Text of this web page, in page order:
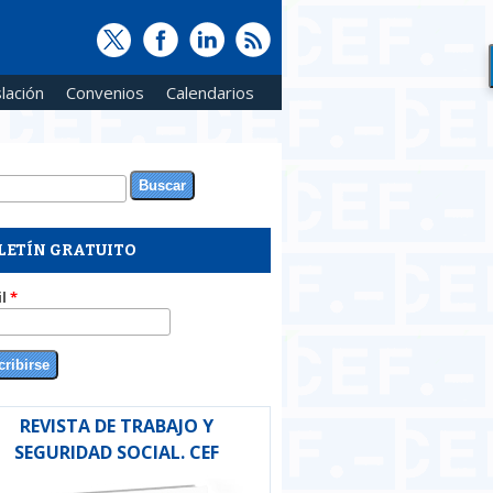
Convenios Calendarios
de búsqueda
GRATUITO
*
REVISTA DE TRABAJO Y
SEGURIDAD SOCIAL. CEF